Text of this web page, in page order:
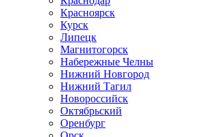
Красноярск
Курск
Липецк
Магнитогорск
Набережные Челны
Нижний Новгород
Нижний Тагил
Новороссийск
Октябрьский
Оренбург